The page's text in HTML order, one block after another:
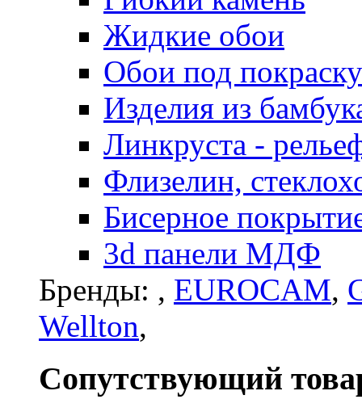
Жидкие обои
Обои под покраску
Изделия из
Линкруста -
Флизелин,
Бисерное
3d панели МДФ
Бренды: , EUROCAM,
Wellton,
Сопутствующий